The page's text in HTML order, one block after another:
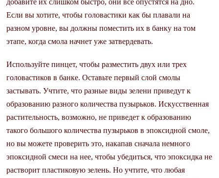
Если вы хотите, чтобы головастики как бы плавали на
разном уровне, вы должны поместить их в банку на том
этапе, когда смола начнет уже затвердевать.
Используйте пинцет, чтобы разместить двух или трех
головастиков в банке. Оставьте первый слой смолы
застывать. Учтите, что разные виды зелени приведут к
образованию разного количества пузырьков. Искусственная
растительность, возможно, не приведет к образованию
такого большого количества пузырьков в эпоксидной смоле,
но вы можете проверить это, накапав сначала немного
эпоксидной смеси на нее, чтобы убедиться, что эпоксидка не
растворит пластиковую зелень. Но учтите, что любая